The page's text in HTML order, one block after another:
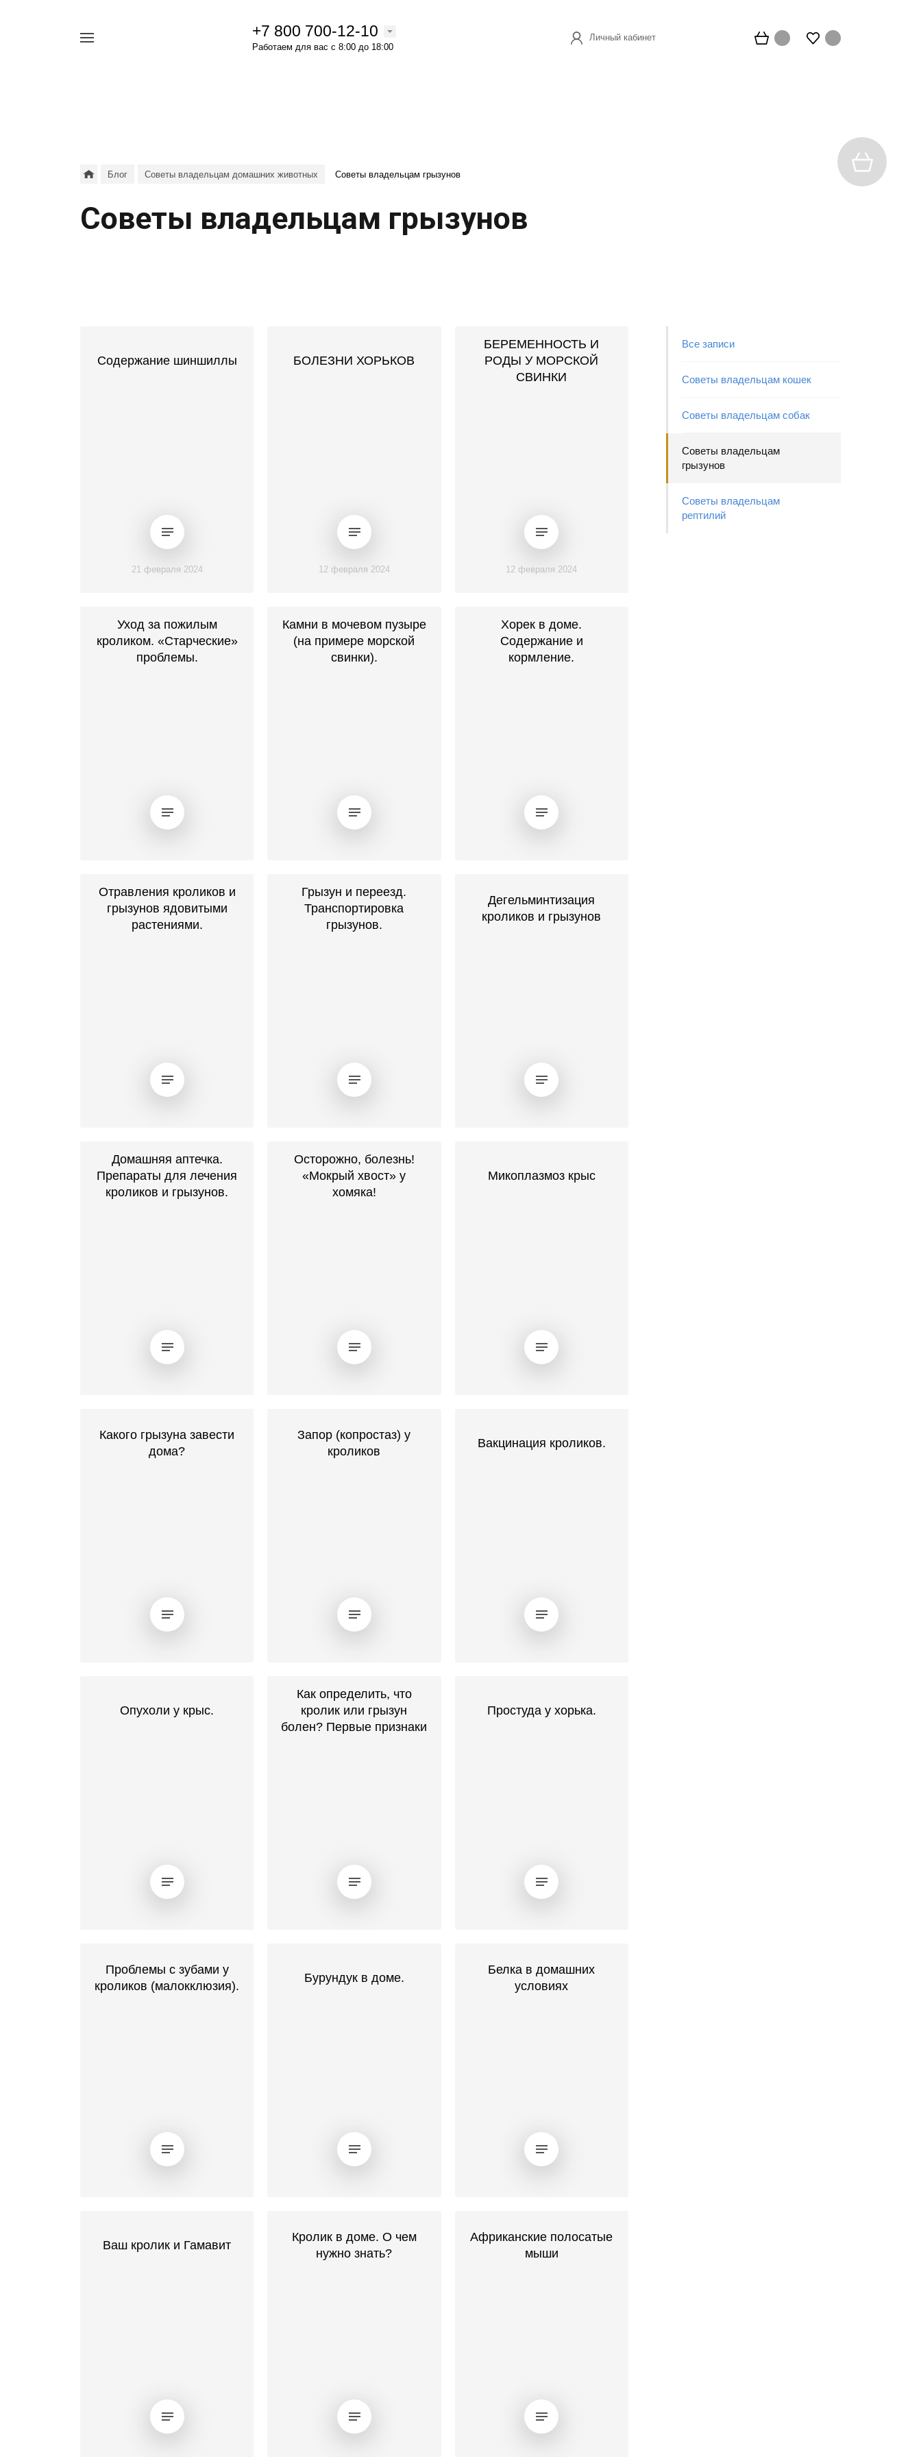
+7 800 700-12-10
Работаем для вас с 8:00 до 18:00
Личный кабинет
Блог Советы владельцам домашних животных Советы владельцам грызунов
Советы владельцам грызунов
Содержание шиншиллы
21 февраля 2024
БОЛЕЗНИ ХОРЬКОВ
12 февраля 2024
БЕРЕМЕННОСТЬ И
РОДЫ У МОРСКОЙ
СВИНКИ
12 февраля 2024
Уход за пожилым
кроликом. «Старческие»
проблемы.
Камни в мочевом пузыре
(на примере морской
свинки).
Хорек в доме.
Содержание и
кормление.
Отравления кроликов и
грызунов ядовитыми
растениями.
Грызун и переезд.
Транспортировка
грызунов.
Дегельминтизация
кроликов и грызунов
Домашняя аптечка.
Препараты для лечения
кроликов и грызунов.
Осторожно, болезнь!
«Мокрый хвост» у
хомяка!
Микоплазмоз крыс
Какого грызуна завести
дома?
Запор (копростаз) у
кроликов
Вакцинация кроликов.
Опухоли у крыс.
Как определить, что
кролик или грызун
болен? Первые признаки
Простуда у хорька.
Проблемы с зубами у
кроликов (малокклюзия).
Бурундук в доме.
Белка в домашних
условиях
Ваш кролик и Гамавит
Кролик в доме. О чем
нужно знать?
Африканские полосатые
мыши
Все записи
Советы владельцам кошек
Советы владельцам собак
Советы владельцам
грызунов
Советы владельцам
рептилий